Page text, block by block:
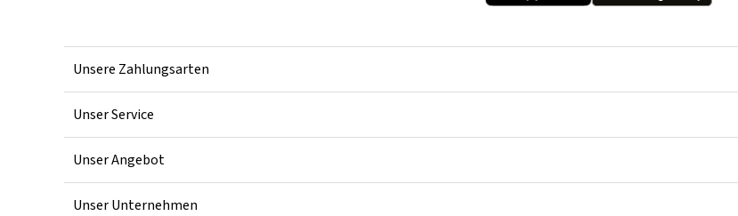
Unsere Zahlungsarten
Unser Service
Unser Angebot
Unser Unternehmen